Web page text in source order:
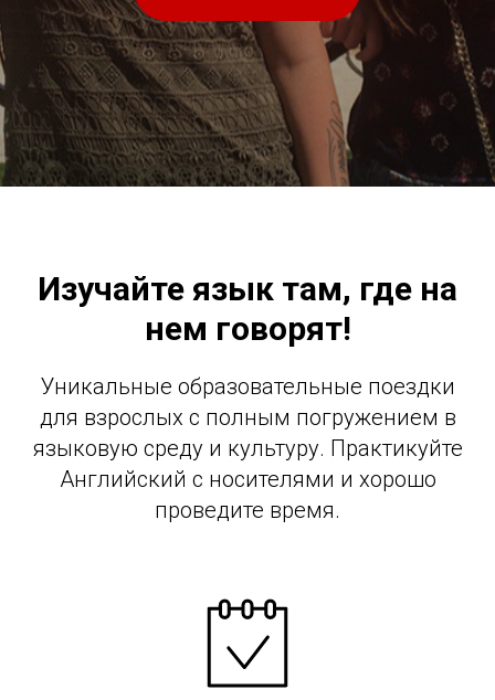
Изучайте язык там, где на
нем говорят!
Уникальные образовательные поездки
для взрослых с полным погружением в
языковую среду и культуру. Практикуйте
Английский с носителями и хорошо
проведите время.